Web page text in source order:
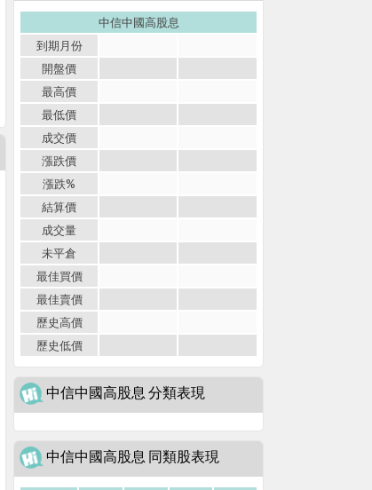
中信中國高股息
到期月份
開盤價
最高價
最低價
成交價
漲跌價
漲跌%
結算價
成交量
未平倉
最佳買價
最佳賣價
歷史高價
歷史低價
中信中國高股息 分類表現
中信中國高股息 同類股表現